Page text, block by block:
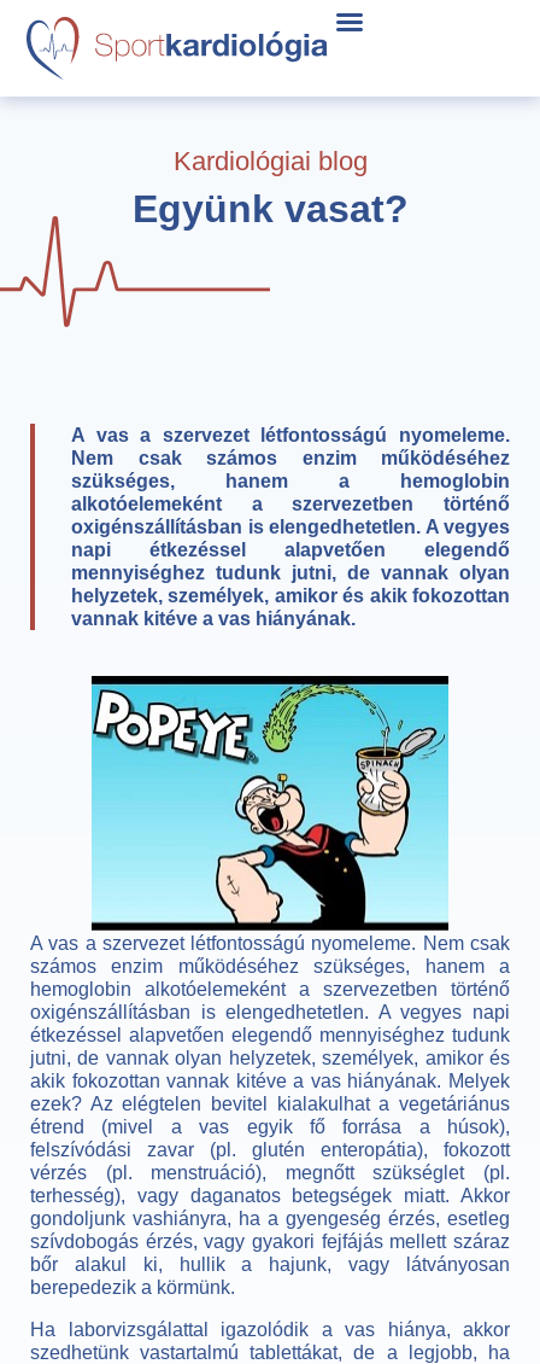
Kardiológiai blog
Együnk vasat?
A vas a szervezet létfontosságú nyomeleme.
Nem csak számos enzim működéséhez
szükséges, hanem a hemoglobin
alkotóelemeként a szervezetben történő
oxigénszállításban is elengedhetetlen. A vegyes
napi étkezéssel alapvetően elegendő
mennyiséghez tudunk jutni, de vannak olyan
helyzetek, személyek, amikor és akik fokozottan
vannak kitéve a vas hiányának.
A vas a szervezet létfontosságú nyomeleme. Nem csak
számos enzim működéséhez szükséges, hanem a
hemoglobin alkotóelemeként a szervezetben történő
oxigénszállításban is elengedhetetlen. A vegyes napi
étkezéssel alapvetően elegendő mennyiséghez tudunk
jutni, de vannak olyan helyzetek, személyek, amikor és
akik fokozottan vannak kitéve a vas hiányának. Melyek
ezek? Az elégtelen bevitel kialakulhat a vegetáriánus
étrend (mivel a vas egyik fő forrása a húsok),
felszívódási zavar (pl. glutén enteropátia), fokozott
vérzés (pl. menstruáció), megnőtt szükséglet (pl.
terhesség), vagy daganatos betegségek miatt. Akkor
gondoljunk vashiányra, ha a gyengeség érzés, esetleg
szívdobogás érzés, vagy gyakori fejfájás mellett száraz
bőr alakul ki, hullik a hajunk, vagy látványosan
berepedezik a körmünk.
Ha laborvizsgálattal igazolódik a vas hiánya, akkor
szedhetünk vastartalmú tablettákat, de a legjobb, ha